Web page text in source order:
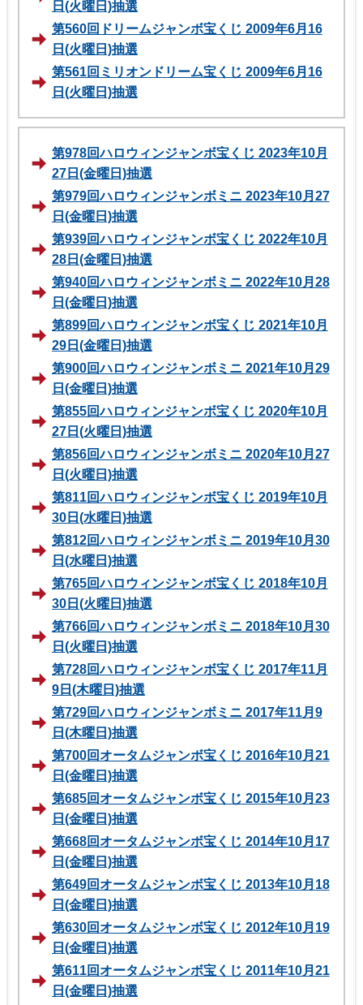
日(火曜日)抽選
第560回ドリームジャンボ宝くじ 2009年6月16
日(火曜日)抽選
第561回ミリオンドリーム宝くじ 2009年6月16
日(火曜日)抽選
第978回ハロウィンジャンボ宝くじ 2023年10月
27日(金曜日)抽選
第979回ハロウィンジャンボミニ 2023年10月27
日(金曜日)抽選
第939回ハロウィンジャンボ宝くじ 2022年10月
28日(金曜日)抽選
第940回ハロウィンジャンボミニ 2022年10月28
日(金曜日)抽選
第899回ハロウィンジャンボ宝くじ 2021年10月
29日(金曜日)抽選
第900回ハロウィンジャンボミニ 2021年10月29
日(金曜日)抽選
第855回ハロウィンジャンボ宝くじ 2020年10月
27日(火曜日)抽選
第856回ハロウィンジャンボミニ 2020年10月27
日(火曜日)抽選
第811回ハロウィンジャンボ宝くじ 2019年10月
30日(水曜日)抽選
第812回ハロウィンジャンボミニ 2019年10月30
日(水曜日)抽選
第765回ハロウィンジャンボ宝くじ 2018年10月
30日(火曜日)抽選
第766回ハロウィンジャンボミニ 2018年10月30
日(火曜日)抽選
第728回ハロウィンジャンボ宝くじ 2017年11月
9日(木曜日)抽選
第729回ハロウィンジャンボミニ 2017年11月9
日(木曜日)抽選
第700回オータムジャンボ宝くじ 2016年10月21
日(金曜日)抽選
第685回オータムジャンボ宝くじ 2015年10月23
日(金曜日)抽選
第668回オータムジャンボ宝くじ 2014年10月17
日(金曜日)抽選
第649回オータムジャンボ宝くじ 2013年10月18
日(金曜日)抽選
第630回オータムジャンボ宝くじ 2012年10月19
日(金曜日)抽選
第611回オータムジャンボ宝くじ 2011年10月21
日(金曜日)抽選